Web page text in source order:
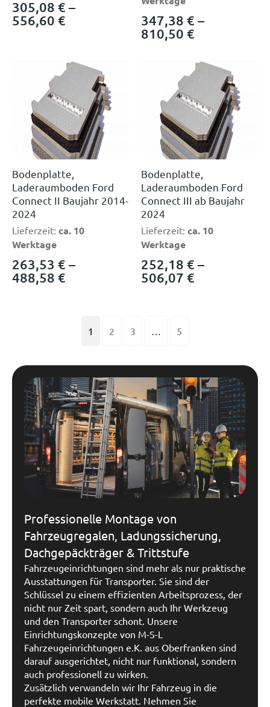
305,08 € –
556,60 € 347,38 € –
810,50 €
Bodenplatte,
Laderaumboden Ford
Connect II Baujahr 2014-
2024
Lieferzeit: ca. 10
Werktage
263,53 € –
488,58 €
Bodenplatte,
Laderaumboden Ford
Connect III ab Baujahr
2024
Lieferzeit: ca. 10
Werktage
252,18 € –
506,07 €
1 2 3 … 5
Professionelle Montage von
Fahrzeugregalen, Ladungssicherung,
Dachgepäckträger & Trittstufe
Fahrzeugeinrichtungen sind mehr als nur praktische
Ausstattungen für Transporter. Sie sind der
Schlüssel zu einem effizienten Arbeitsprozess, der
nicht nur Zeit spart, sondern auch Ihr Werkzeug
und den Transporter schont. Unsere
Einrichtungskonzepte von M-S-L
Fahrzeugeinrichtungen e.K. aus Oberfranken sind
darauf ausgerichtet, nicht nur funktional, sondern
auch professionell zu wirken.
Zusätzlich verwandeln wir Ihr Fahrzeug in die
perfekte mobile Werkstatt. Nehmen Sie